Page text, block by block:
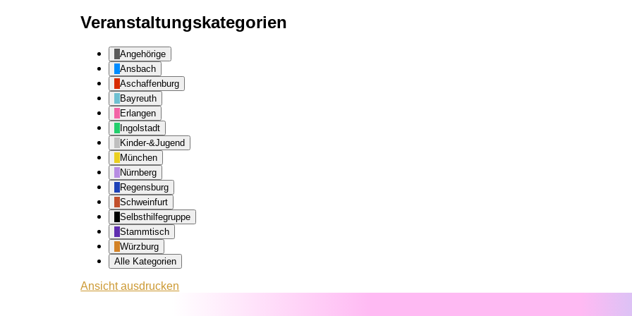
Veranstaltungskategorien
Angehörige
Ansbach
Aschaffenburg
Bayreuth
Erlangen
Ingolstadt
Kinder-&Jugend
München
Nürnberg
Regensburg
Schweinfurt
Selbsthilfegruppe
Stammtisch
Würzburg
Alle Kategorien
Ansichtausdrucken